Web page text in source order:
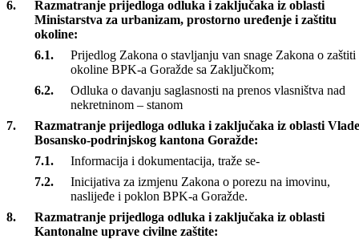
Zaključak o davanju saglasnosti Ministru za potpisivanje
Ugovora o djelu.
Razmatranje prijedloga odluka i zaključaka iz oblasti
Ministarstva za urbanizam, prostorno uređenje i zaštitu
okoline:
Prijedlog Zakona o stavljanju van snage Zakona o zaštiti
okoline BPK-a Goražde sa Zaključkom;
Odluka o davanju saglasnosti na prenos vlasništva nad
nekretninom – stanom
Razmatranje prijedloga odluka i zaključaka iz oblasti
Bosansko-podrinjskog kantona Goražde:
Informacija i dokumentacija, traže se-
Inicijativa za izmjenu Zakona o porezu na imovinu,
naslijeđe i poklon BPK-a Goražde.